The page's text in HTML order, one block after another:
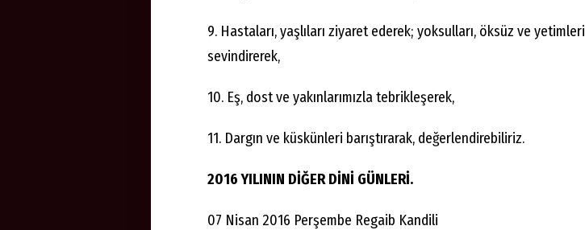
9. Hastaları, yaşlıları ziyaret ederek; yoksulları, öksüz ve yetimleri
sevindirerek,
10. Eş, dost ve yakınlarımızla tebrikleşerek,
11. Dargın ve küskünleri barıştırarak, değerlendirebiliriz.
2016 YILININ DİĞER DİNİ GÜNLERİ.
07 Nisan 2016 Perşembe Regaib Kandili